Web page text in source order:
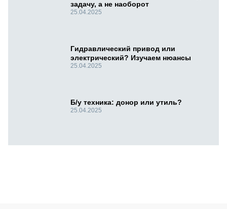
задачу, а не наоборот
25.04.2025
Гидравлический привод или
электрический? Изучаем нюансы
25.04.2025
Б/у техника: донор или утиль?
25.04.2025